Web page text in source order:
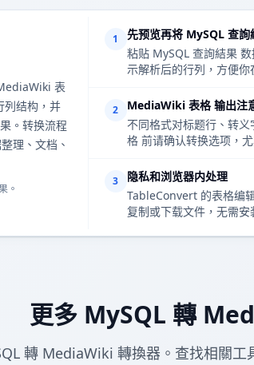
表
列结构，并
。转换流程
理、文档、
。
1
先预览再将 MySQL 查
粘贴 MySQL 查詢結果
示解析后的行列，方便
2
MediaWiki 表格 输出注
不同格式对标题行、转
格 前请确认转换选项，
3
隐私和浏览器内处理
TableConvert 的表格编
复制或下载文件，无需安
更多 MySQL 轉
轉 MediaWiki 轉換器。查找相關